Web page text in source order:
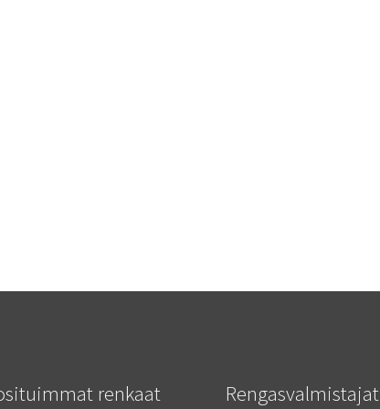
renkaat Rengasvalmistajat